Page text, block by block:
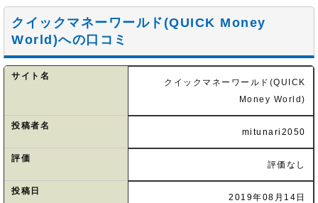
クイックマネーワールド(QUICK Money
World)への口コミ
サイト名
クイックマネーワールド(QUICK
Money World)
投稿者名
mitunari2050
評価
評価なし
投稿日
2019年08月14日